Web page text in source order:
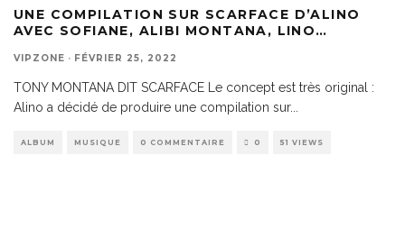
UNE COMPILATION SUR SCARFACE D’ALINO
AVEC SOFIANE, ALIBI MONTANA, LINO…
VIPZONE · FÉVRIER 25, 2022
TONY MONTANA DIT SCARFACE Le concept est très original :
Alino a décidé de produire une compilation sur...
ALBUM MUSIQUE 0 COMMENTAIRE 0 51 VIEWS